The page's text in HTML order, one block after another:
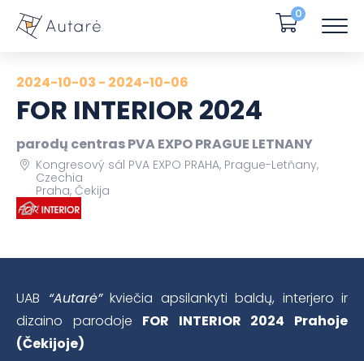
0
2024-10-03 - 2024-10-06
FOR INTERIOR 2024
parodų centras PVA EXPO PRAGUE LETNANY
Kongresový sál PVA EXPO PRAHA, Prague-Letňany,
Czechia
Praha, Čekija
UAB “Autarė”kviečia apsilankyti baldų, interjero ir
dizaino parodoje FOR INTERIOR 2024 Prahoje
(Čekijoje)